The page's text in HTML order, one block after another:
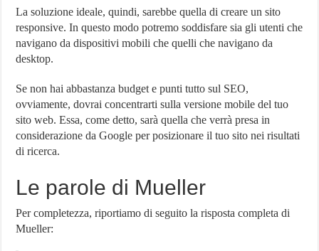
La soluzione ideale, quindi, sarebbe quella di creare un sito
responsive. In questo modo potremo soddisfare sia gli utenti che
navigano da dispositivi mobili che quelli che navigano da
desktop.
Se non hai abbastanza budget e punti tutto sul SEO,
ovviamente, dovrai concentrarti sulla versione mobile del tuo
sito web. Essa, come detto, sarà quella che verrà presa in
considerazione da Google per posizionare il tuo sito nei risultati
di ricerca.
Le parole di Mueller
Per completezza, riportiamo di seguito la risposta completa di
Mueller: